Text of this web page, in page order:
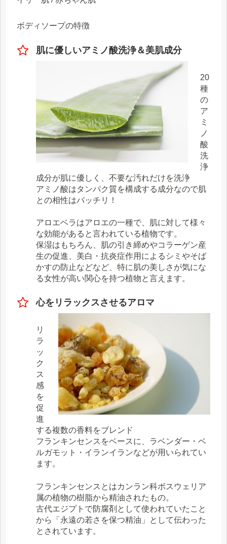
ボディソープの特徴
肌に優しいアミノ酸洗浄＆美肌成分
20
種
の
ア
ミ
ノ
酸
洗
浄
成分が肌に優しく、不要な汚れだけを洗浄
アミノ酸はタンパク質を構成する成分なので肌
との相性はバッチリ！
アロエベラはアロエの一種で、肌に対して様々
な効能があると言われている植物です。
保湿はもちろん、肌の引き締めやコラーゲン産
生の促進、美白・抗炎症作用によるシミやそば
かすの防止などなど、特に肌の美しさが気にな
る女性が高い関心を持つ植物と言えます。
心をリラックスさせるアロマ
リ
ラ
ッ
ク
ス
感
を
促
進
する複数の香料をブレンド
フランキンセンスをベースに、ラベンダー・ベ
ルガモット・イランイランなどが用いられてい
ます。
フランキンセンスとはカンラン科ボスウェリア
属の植物の樹脂から精油されたもの。
古代エジプトで防腐剤として使われていたこと
から「永遠の若さを保つ精油」として伝わった
とされています。